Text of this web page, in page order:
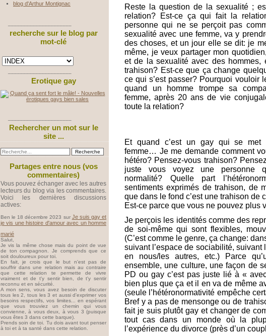
blog d'Arthur Montignac
recherche sur le blog par
mot-clé
Erotique gay
Rechercher un mot sur le
site ...
Partages entre nous (vos
commentaires)
Vous pouvez échanger avec les autres
lecteurs du blog via les commentaires.
Voici les dernières discussions
actives:
Ben le 18 décembre 2023 sur Je suis gay et
je vis une histoire d'amour avec un homme
marié
Salut,
Je vis la même chose mais du point de vue
de ton compagnon. Je comprends que ce
soit douloureux pour toi.
En fait, je crois que le but n'est pas de
souffrir dans une relation mais au contraire
que cette relation te permette de vivre
vraiment et de t'y sentir bien, de t'y sentir
reconnu et en sécurité.
A mon sens, vous avez besoin de discuter
tous les 2, tous les 3 et aussi d'exprimer vos
besoins respectifs, vos limites... en espérant
que vous trouviez un chemin qui vous
convienne, à vous deux, à vous 3 (puisque
vous êtes 3 dans cette barque).
Prends soin de toi. Tu dois avant tout penser
à toi et à ta santé dans cette relation.
Reste la question de la sexualité ;
relation? Est-ce ça qui fait la
personne qui ne se perçoit pas
sexualité avec une femme, va y
des choses, et un jour elle se dit: je
même, je veux partager mon
et de la sexualité avec des hommes,
trahison? Est-ce que ça change
ce qui s’est passer? Pourquoi vouloir
quand un homme trompe sa
femme, après 20 ans de vie
toute la relation?
Et quand c’est un gay qui se met
femme… Je me demande comment
hétéro? Pensez-vous trahison?
juste vous voyez une personne
normalité? Quelle part
sentiments exprimés de trahison, de
que dans le fond c’est une trahison de
Est-ce parce que vous ne pouvez plus
Je perçois les identités comme des
de soi-même qui sont flexibles,
(C’est comme le genre, ça change:
suivant l’espace de sociabilité, suivant
en nous/les autres, etc.) Parce
ensemble, une culture, une façon de
PD ou gay c’est pas juste lié à «
bien plus que ça et il en va de même
(seule l’hétéronormativité empêche
Bref y a pas de mensonge ou de
fait je suis plutôt gay et changer de
tout cas dans un monde où la
l’expérience du divorce (près d’un